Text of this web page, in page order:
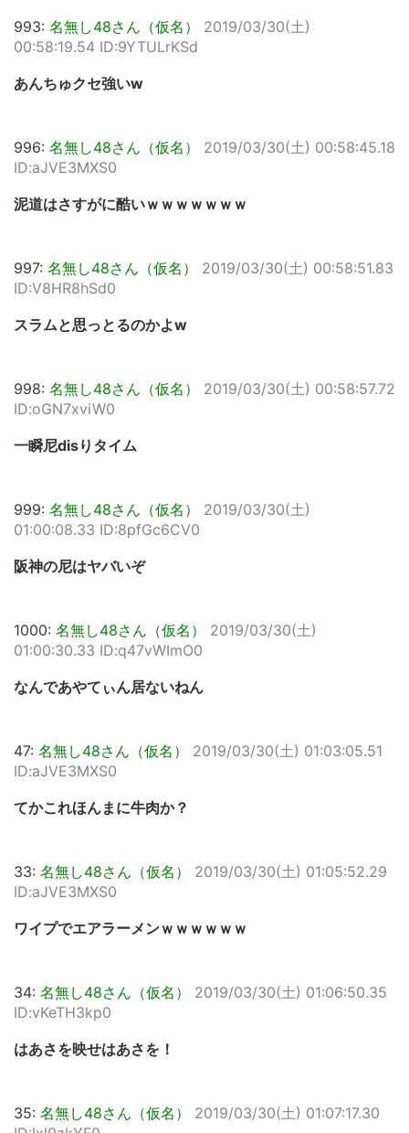
993: 名無し48さん（仮名）
2019/03/30(土)
00:58:19.54 ID:9YTULrKSd
あんちゅクセ強いw
996: 名無し48さん（仮名）
2019/03/30(土) 00:58:45.18
ID:aJVE3MXS0
泥道はさすがに酷いｗｗｗｗｗｗｗ
997: 名無し48さん（仮名）
2019/03/30(土) 00:58:51.83
ID:V8HR8hSd0
スラムと思っとるのかよw
998: 名無し48さん（仮名）
2019/03/30(土) 00:58:57.72
ID:oGN7xviW0
一瞬尼disりタイム
999: 名無し48さん（仮名）
2019/03/30(土)
01:00:08.33 ID:8pfGc6CV0
阪神の尼はヤバいぞ
1000: 名無し48さん（仮名）
2019/03/30(土)
01:00:30.33 ID:q47vWImO0
なんであやてぃん居ないねん
47: 名無し48さん（仮名）
2019/03/30(土) 01:03:05.51
ID:aJVE3MXS0
てかこれほんまに牛肉か？
33: 名無し48さん（仮名）
2019/03/30(土) 01:05:52.29
ID:aJVE3MXS0
ワイプでエアラーメンｗｗｗｗｗｗ
34: 名無し48さん（仮名）
2019/03/30(土) 01:06:50.35
ID:vKeTH3kp0
はあさを映せはあさを！
35: 名無し48さん（仮名）
2019/03/30(土) 01:07:17.30